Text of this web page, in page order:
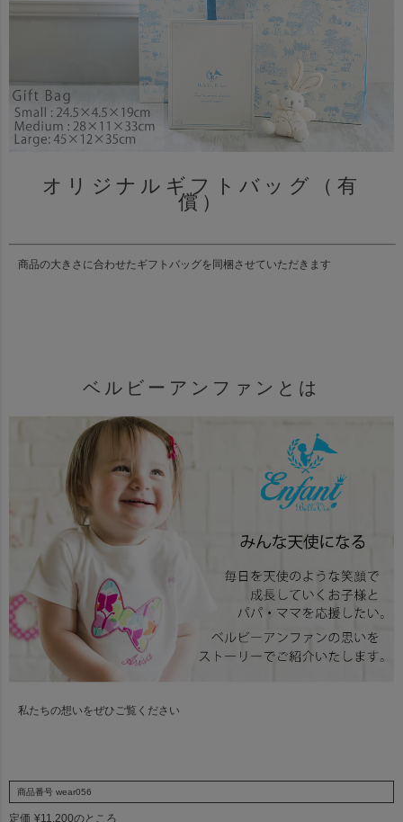
オリジナルギフトバッグ（有
償）
商品の大きさに合わせたギフトバッグを同梱させていただきます
ベルビーアンファンとは
私たちの想いをぜひご覧ください
商品番号 wear056
定価 ¥11,200のところ